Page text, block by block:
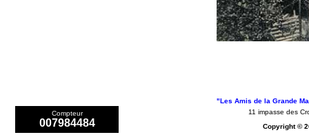
"Les Amis de la Grande
Compteur
007984484
11 impasse des
Copyright ©